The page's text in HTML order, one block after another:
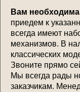
Вам необходима
приедем к
всегда имеют
механизмов. В
классических
Звоните прямо
Мы всегда рады
заказчикам.